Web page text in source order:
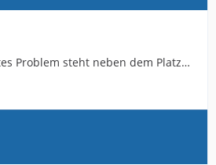
Problem steht neben dem Platz…